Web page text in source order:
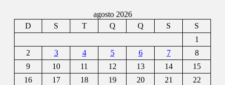
agosto 2026
D
S T Q Q S
S
1
2
3 4 5 6 7
8
9
10 11 12 13 14
15
16
17 18 19 20 21
22